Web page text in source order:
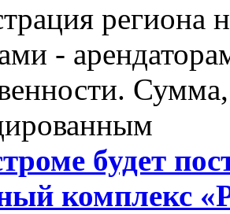
региона
-
будет
комплекс